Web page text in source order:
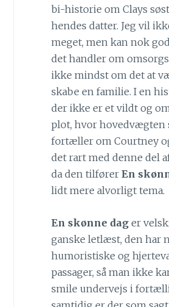
bi-historie om Clays
hendes datter. Jeg vil
meget, men kan nok
det handler om
ikke mindst om det at
skabe en familie. I en
der ikke er et vildt og
plot, hvor hovedvægten
fortæller om Courtney
det rart med denne del
da den tilfører En
lidt mere alvorligt tema.
En skønne dager
ganske letlæst, den har
humoristiske og
passager, så man ikke
smile undervejs i